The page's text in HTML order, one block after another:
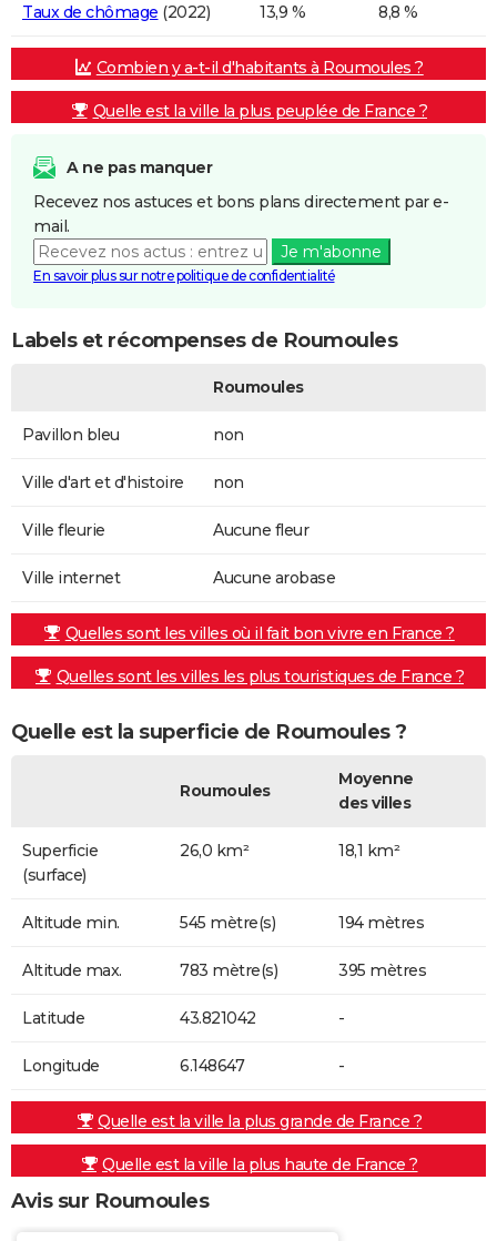
Taux de chômage (2022) 13,9 % 8,8 %
Combien y a-t-il d'habitants à Roumoules ?
Quelle est la ville la plus peuplée de France ?
A ne pas manquer
Recevez nos astuces et bons plans directement par e-
mail.
Je m'abonne
En savoir plus sur notre politique de confidentialité
Labels et récompenses de Roumoules
Roumoules
Pavillon bleu non
Ville d'art et d'histoire non
Ville fleurie Aucune fleur
Ville internet Aucune arobase
Quelles sont les villes où il fait bon vivre en France ?
Quelles sont les villes les plus touristiques de France ?
Quelle est la superficie de Roumoules ?
Roumoules
Moyenne
des villes
Superficie
(surface)
26,0 km² 18,1 km²
Altitude min. 545 mètre(s) 194 mètres
Altitude max. 783 mètre(s) 395 mètres
Latitude 43.821042 -
Longitude 6.148647 -
Quelle est la ville la plus grande de France ?
Quelle est la ville la plus haute de France ?
Avis sur Roumoules